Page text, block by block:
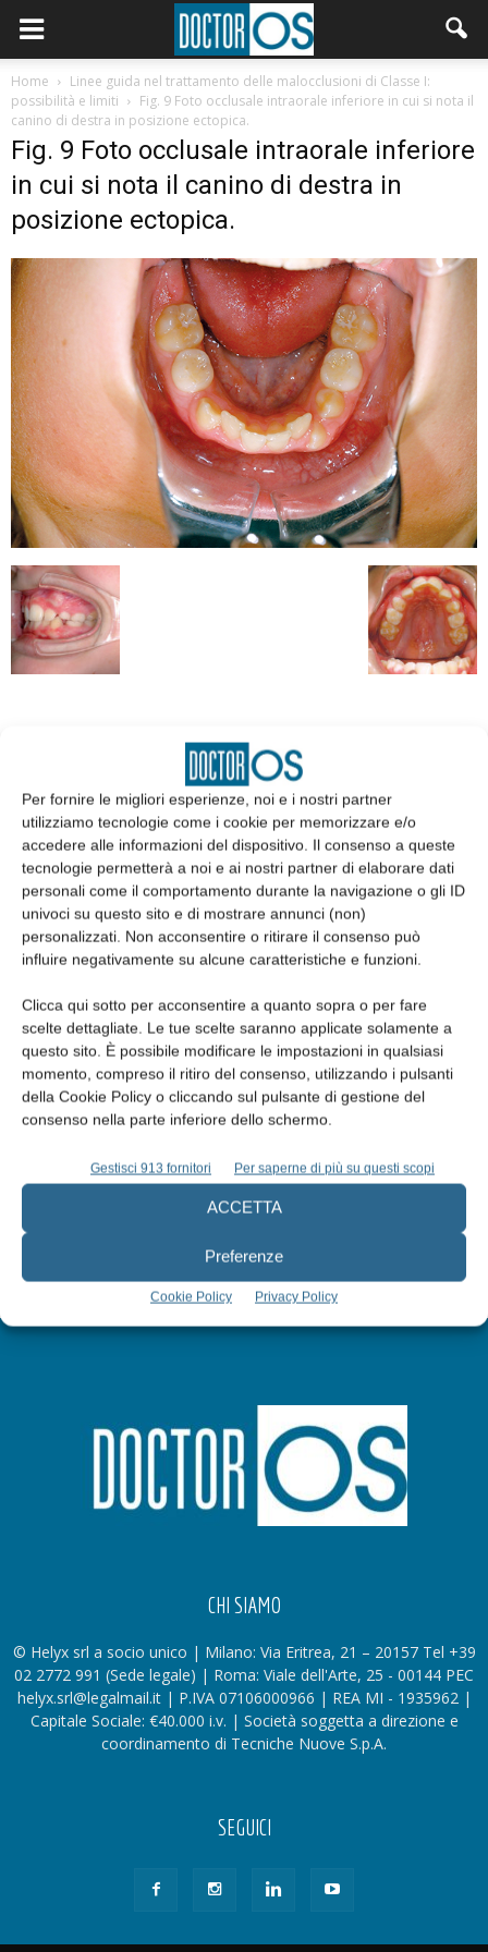
Per fornire le migliori esperienze, noi e i nostri partner
utilizziamo tecnologie come i cookie per memorizzare e/o
accedere alle informazioni del dispositivo. Il consenso a queste
tecnologie permetterà a noi e ai nostri partner di elaborare dati
personali come il comportamento durante la navigazione o gli ID
univoci su questo sito e di mostrare annunci (non)
personalizzati. Non acconsentire o ritirare il consenso può
influire negativamente su alcune caratteristiche e funzioni.
Clicca qui sotto per acconsentire a quanto sopra o per fare
scelte dettagliate. Le tue scelte saranno applicate solamente a
questo sito. È possibile modificare le impostazioni in qualsiasi
momento, compreso il ritiro del consenso, utilizzando i pulsanti
della Cookie Policy o cliccando sul pulsante di gestione del
consenso nella parte inferiore dello schermo.
Gestisci 913 fornitori Per saperne di più su questi scopi
ACCETTA
Preferenze
Cookie Policy Privacy Policy
Home
Linee guida nel trattamento delle malocclusioni di Classe I:
possibilità e limiti
Fig. 9 Foto occlusale intraorale inferiore in cui si nota il
canino di destra in posizione ectopica.
Fig. 9 Foto occlusale intraorale inferiore
in cui si nota il canino di destra in
posizione ectopica.
Edicola web
CHI SIAMO
© Helyx srl a socio unico | Milano: Via Eritrea, 21 – 20157 Tel +39
02 2772 991 (Sede legale) | Roma: Viale dell'Arte, 25 - 00144 PEC
helyx.srl@legalmail.it | P.IVA 07106000966 | REA MI - 1935962 |
Capitale Sociale: €40.000 i.v. | Società soggetta a direzione e
coordinamento di Tecniche Nuove S.p.A.
SEGUICI